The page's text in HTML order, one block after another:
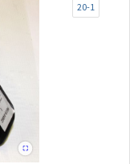
20-1